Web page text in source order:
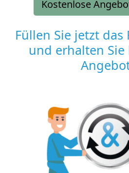
Kostenlose
Füllen Sie jetzt das
und erhalten Sie